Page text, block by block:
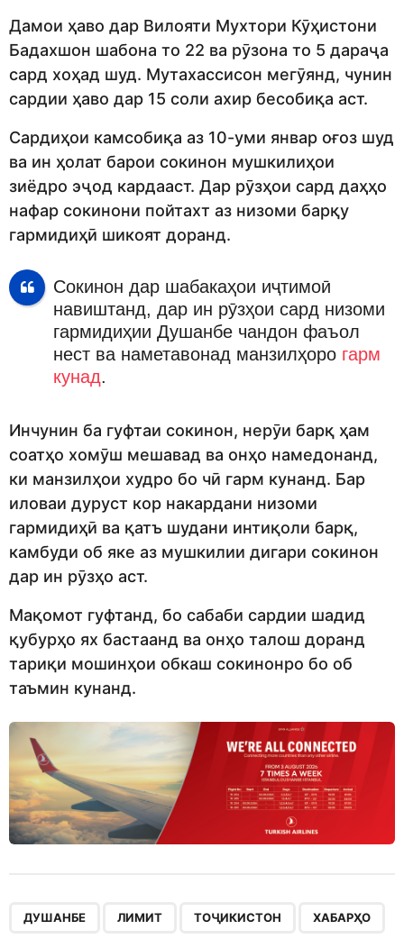
Дамои ҳаво дар Вилояти Мухтори Кӯҳистони
Бадахшон шабона то 22 ва рӯзона то 5 дараҷа
сард хоҳад шуд. Мутахассисон мегӯянд, чунин
сардии ҳаво дар 15 соли ахир бесобиқа аст.
Сардиҳои камсобиқа аз 10-уми январ оғоз шуд
ва ин ҳолат барои сокинон мушкилиҳои
зиёдро эҷод кардааст. Дар рӯзҳои сард даҳҳо
нафар сокинони пойтахт аз низоми барқу
гармидиҳӣ шикоят доранд.
Сокинон дар шабакаҳои иҷтимоӣ
навиштанд, дар ин рӯзҳои сард низоми
гармидиҳии Душанбе чандон фаъол
нест ва наметавонад манзилҳоро гарм
кунад.
Инчунин ба гуфтаи сокинон, нерӯи барқ ҳам
соатҳо хомӯш мешавад ва онҳо намедонанд,
ки манзилҳои худро бо чӣ гарм кунанд. Бар
иловаи дуруст кор накардани низоми
гармидиҳӣ ва қатъ шудани интиқоли барқ,
камбуди об яке аз мушкилии дигари сокинон
дар ин рӯзҳо аст.
Мақомот гуфтанд, бо сабаби сардии шадид
қубурҳо ях бастаанд ва онҳо талош доранд
тариқи мошинҳои обкаш сокинонро бо об
таъмин кунанд.
ДУШАНБЕ ЛИМИТ ТОҶИКИСТОН ХАБАРҲО